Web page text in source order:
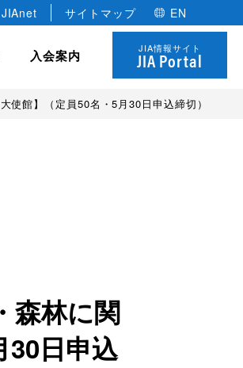
JIAnet サイトマップ EN
入会案内 JIA情報サイト
JIA Portal
館】（定員50名・5月30日申込締切）
森林に関
30日申込